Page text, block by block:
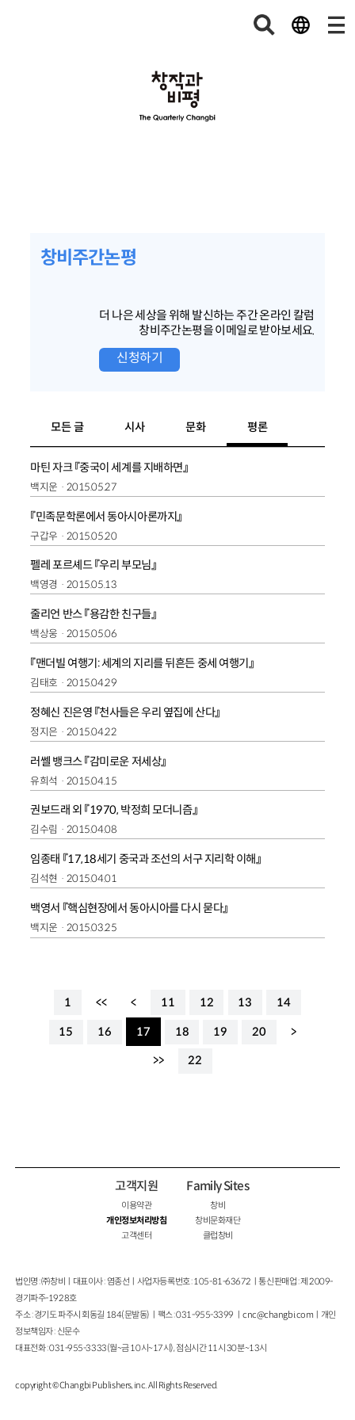
창비주간논평
더 나은 세상을 위해 발신하는 주간 온라인 칼럼
창비주간논평을 이메일로 받아보세요.
신청하기
모든 글 시사 문화 평론
마틴 자크 『중국이 세계를 지배하면』
백지운 2015.05.27
『민족문학론에서 동아시아론까지』
구갑우 2015.05.20
펠레 포르셰드 『우리 부모님』
백영경 2015.05.13
줄리언 반스 『용감한 친구들』
백상웅 2015.05.06
『맨더빌 여행기: 세계의 지리를 뒤흔든 중세 여행기』
김태호 2015.04.29
정혜신 진은영 『천사들은 우리 옆집에 산다』
정지은 2015.04.22
러쎌 뱅크스 『감미로운 저세상』
유희석 2015.04.15
권보드래 외 『1970, 박정희 모더니즘』
김수림 2015.04.08
임종태 『17,18세기 중국과 조선의 서구 지리학 이해』
김석현 2015.04.01
백영서 『핵심현장에서 동아시아를 다시 묻다』
백지운 2015.03.25
1 << < 11 12 13 14
15 16 17 18 19 20 >
>> 22
고객지원
이용약관
개인정보처리방침
고객센터
Family Sites
창비
창비문화재단
클럽창비
법인명 : ㈜창비ㅣ대표이사 : 염종선ㅣ사업자등록번호 : 105-81-63672ㅣ통신판매업 : 제 2009-
경기파주-1928호
주소 : 경기도 파주시 회동길 184(문발동)ㅣ팩스 : 031-955-3399 ㅣcnc@changbi.com ㅣ개인
정보책임자 : 신문수
대표전화 : 031-955-3333(월~금 10시~17시), 점심시간 11시 30분~13시
copyright © Changbi Publishers, inc. All Rights Reserved.